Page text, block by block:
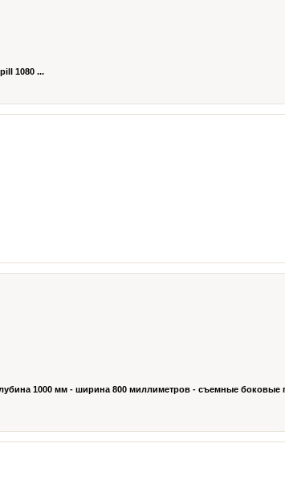
1080 ...
1000 мм - ширина 800 миллиметров - съемные боковые